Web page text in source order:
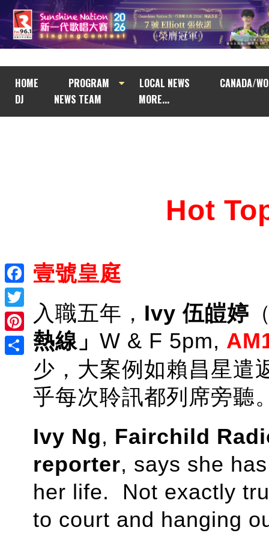
HOME PROGRAM LOCAL NEWS
CANADA/
DJ
NEWS TEAM MORE...
Facebook
Twitter
Pinterest
Hot
壹號皇庭
入職五年， Ivy 伍皚婷
熱線」 W & F 5pm,
少，大案例如賴昌星遣
乎每次聆訊都列席旁聽
Ivy Ng, Fairchild
reporter, says she
her life. Not exactly
to court and hanging